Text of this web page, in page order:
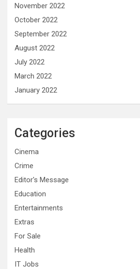
November 2022
October 2022
September 2022
August 2022
July 2022
March 2022
January 2022
Categories
Cinema
Crime
Editor's Message
Education
Entertainments
Extras
For Sale
Health
IT Jobs